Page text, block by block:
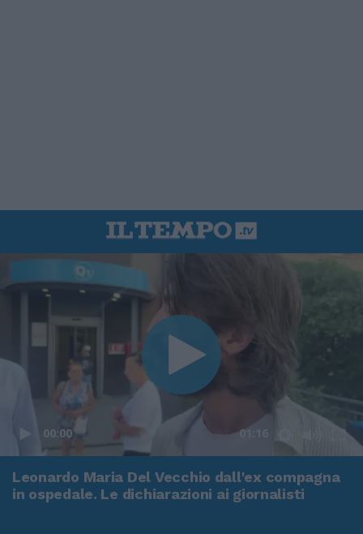
00:00 01:16
Leonardo Maria Del Vecchio dall'ex compagna
in ospedale. Le dichiarazioni ai giornalisti